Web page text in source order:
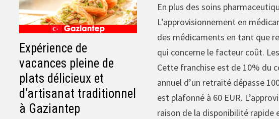
En plus des soins
L’approvisionnement en
des médicaments en tant que
qui concerne le facteur coût.
Cette franchise est de 10% du
annuel d’un retraité dépasse
est plafonné à 60 EUR.
raison de la disponibilité rapide
Expérience de
vacances pleine de
plats délicieux et
d’artisanat traditionnel
à Gaziantep